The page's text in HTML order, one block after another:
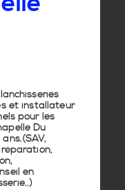
etinstallateur
pour les
Du
en
..)